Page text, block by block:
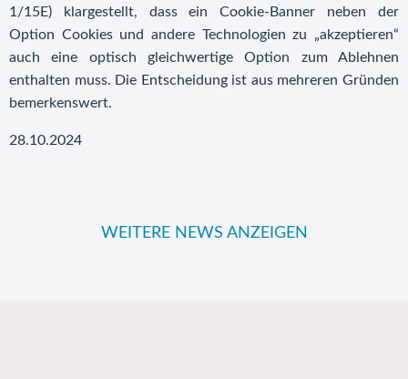
1/15E) klargestellt, dass ein Cookie-Banner neben der
Option Cookies und andere Technologien zu „akzeptieren“
auch eine optisch gleichwertige Option zum Ablehnen
enthalten muss. Die Entscheidung ist aus mehreren Gründen
bemerkenswert.
28.10.2024
WEITERE NEWS ANZEIGEN